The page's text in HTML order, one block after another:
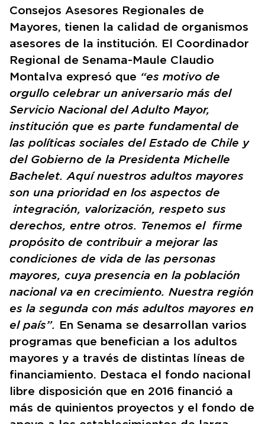
Consejos Asesores Regionales de
Mayores, tienen la calidad de organismos
asesores de la institución. El Coordinador
Regional de Senama-Maule Claudio
Montalva expresó que “es motivo de
orgullo celebrar un aniversario más del
Servicio Nacional del Adulto Mayor,
institución que es parte fundamental de
las políticas sociales del Estado de Chile y
del Gobierno de la Presidenta Michelle
Bachelet. Aquí nuestros adultos mayores
son una prioridad en los aspectos de
integración, valorización, respeto sus
derechos, entre otros. Tenemos el firme
propósito de contribuir a mejorar las
condiciones de vida de las personas
mayores, cuya presencia en la población
nacional va en crecimiento. Nuestra región
es la segunda con más adultos mayores en
el país”.
En Senama se desarrollan varios
programas que benefician a los adultos
mayores y a través de distintas líneas de
financiamiento. Destaca el fondo nacional
libre disposición que en 2016 financió a
más de quinientos proyectos y el fondo de